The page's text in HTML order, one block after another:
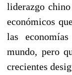
liderazgo
económicos
las
mundo, pero
crecientes